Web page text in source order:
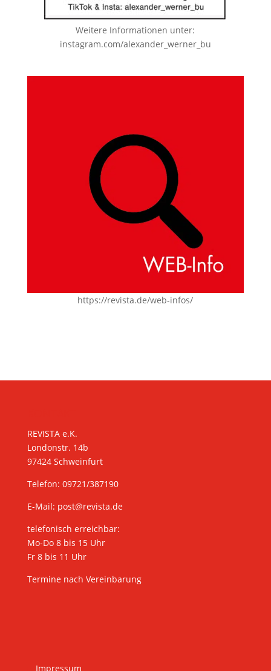
Weitere Informationen unter:
instagram.com/alexander_werner_bu
https://revista.de/web-infos/
REVISTA e.K.
Londonstr. 14b
97424 Schweinfurt
Telefon: 09721/387190
E-Mail: post@revista.de
telefonisch erreichbar:
Mo-Do 8 bis 15 Uhr
Fr 8 bis 11 Uhr
Termine nach Vereinbarung
Impressum